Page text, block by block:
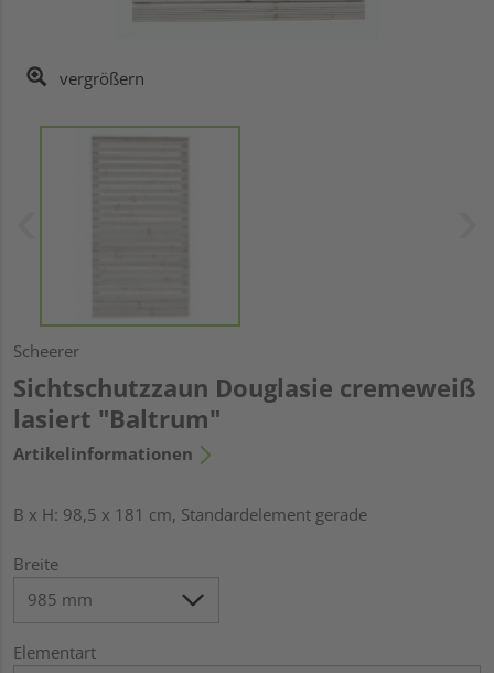
vergrößern
Scheerer
Sichtschutzzaun Douglasie cremeweiß
lasiert "Baltrum"
Artikelinformationen
B x H: 98,5 x 181 cm, Standardelement gerade
Breite
Elementart